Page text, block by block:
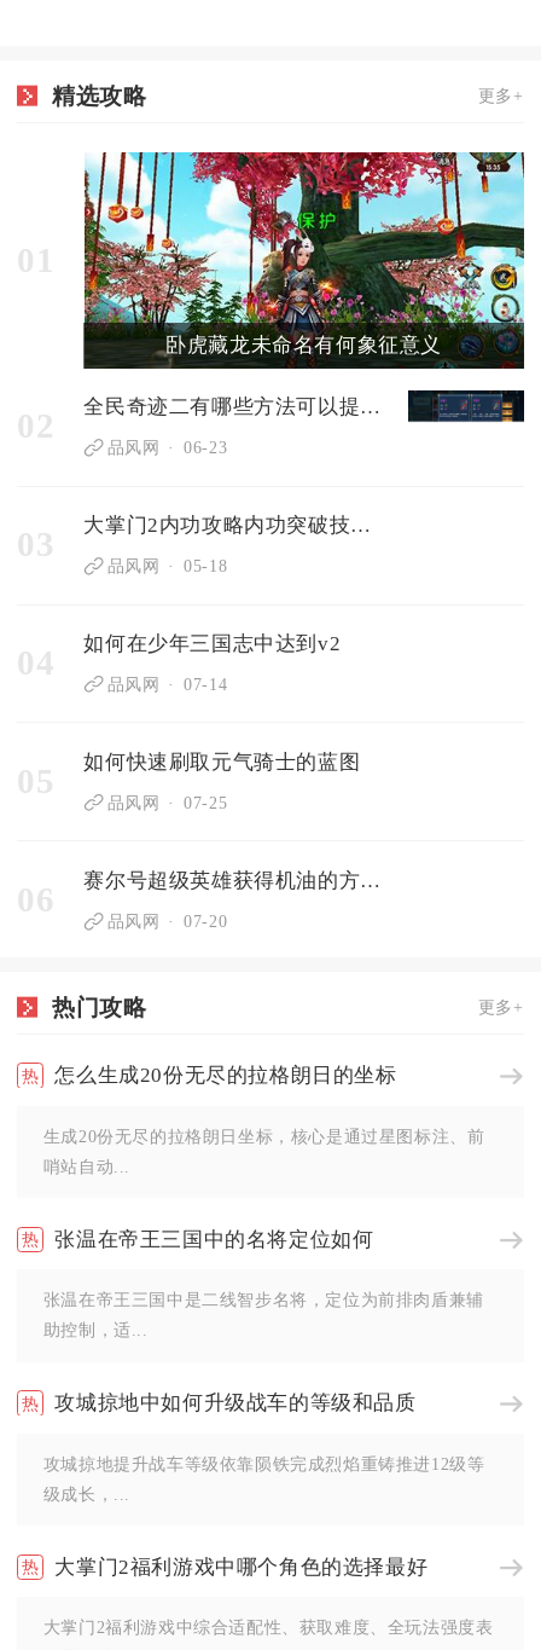
精选攻略 更多+
01
卧虎藏龙未命名有何象征意义
02 全民奇迹二有哪些方法可以提升敏捷和体力
品风网 06-23
03 大掌门2内功攻略内功突破技巧分享
品风网 05-18
04 如何在少年三国志中达到v2
品风网 07-14
05 如何快速刷取元气骑士的蓝图
品风网 07-25
06 赛尔号超级英雄获得机油的方式有哪些
品风网 07-20
热门攻略 更多+
怎么生成20份无尽的拉格朗日的坐标
生成20份无尽的拉格朗日坐标，核心是通过星图标注、前
哨站自动...
张温在帝王三国中的名将定位如何
张温在帝王三国中是二线智步名将，定位为前排肉盾兼辅
助控制，适...
攻城掠地中如何升级战车的等级和品质
攻城掠地提升战车等级依靠陨铁完成烈焰重铸推进12级等
级成长，...
大掌门2福利游戏中哪个角色的选择最好
大掌门2福利游戏中综合适配性、获取难度、全玩法强度表